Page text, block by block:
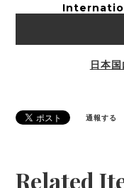
日本
通報する
Related